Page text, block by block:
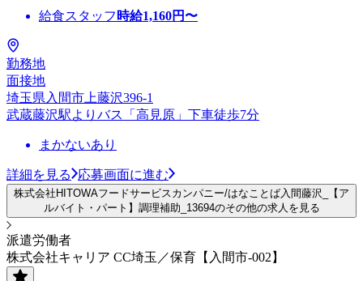
給食スタッフ 時給1,160円〜
勤務地
面接地
埼玉県入間市上藤沢396-1
武蔵藤沢駅よりバス「高見原」下車徒歩7分
まかないあり
詳細を見る 応募画面に進む
株式会社HITOWAフードサービスカンパニー/はなことば入間藤沢_【ア
ルバイト・パート】調理補助_13694のその他の求人を見る
派遣労働者
株式会社キャリア CC埼玉／保育【入間市-002】